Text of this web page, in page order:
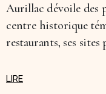
Aurillac dévoile des
centre historique
restaurants, ses sites